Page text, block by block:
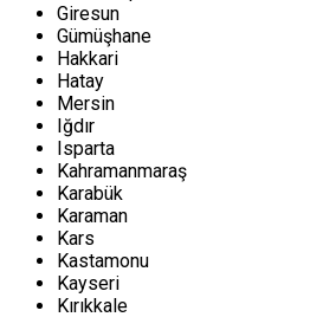
Giresun
Gümüşhane
Hakkari
Hatay
Mersin
Iğdır
Isparta
Kahramanmaraş
Karabük
Karaman
Kars
Kastamonu
Kayseri
Kırıkkale